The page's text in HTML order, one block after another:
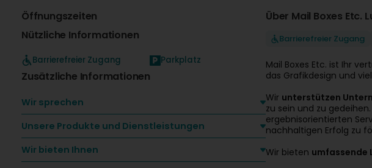
Öffnungszeiten
Nützliche Informationen
Barrierefreier Zugang Parkplatz
Zusätzliche Informationen
Wir sprechen
Unsere Produkte und Dienstleistungen
Wir bieten Ihnen
Über Mail Boxes Etc.
Barrierefreier Zugang
Mail Boxes Etc. ist Ihr
das Grafikdesign und
Wir unterstützen
zu sein und zu
ergebnisorientierten
nachhaltigen Erfolg zu
Wir bieten umfassende